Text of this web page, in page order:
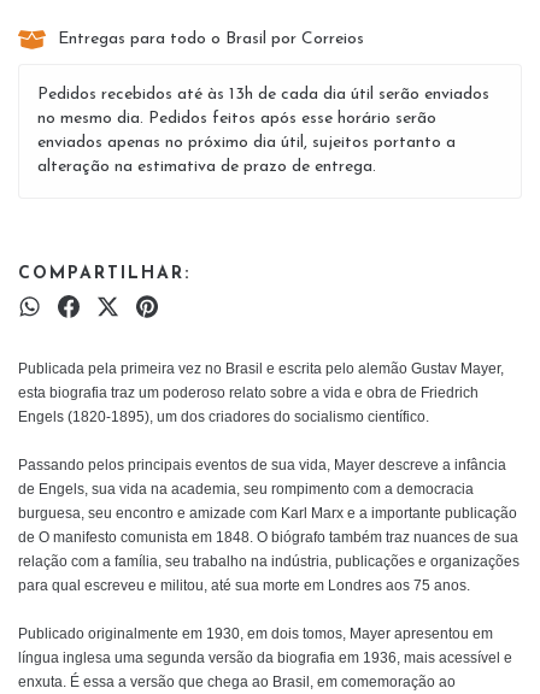
Entregas para todo o Brasil por Correios
Pedidos recebidos até às 13h de cada dia útil serão enviados
no mesmo dia. Pedidos feitos após esse horário serão
enviados apenas no próximo dia útil, sujeitos portanto a
alteração na estimativa de prazo de entrega.
COMPARTILHAR:
Publicada pela primeira vez no Brasil e escrita pelo alemão Gustav Mayer,
esta biografia traz um poderoso relato sobre a vida e obra de Friedrich
Engels (1820-1895), um dos criadores do socialismo científico.
Passando pelos principais eventos de sua vida, Mayer descreve a infância
de Engels, sua vida na academia, seu rompimento com a democracia
burguesa, seu encontro e amizade com Karl Marx e a importante publicação
de O manifesto comunista em 1848. O biógrafo também traz nuances de sua
relação com a família, seu trabalho na indústria, publicações e organizações
para qual escreveu e militou, até sua morte em Londres aos 75 anos.
Publicado originalmente em 1930, em dois tomos, Mayer apresentou em
língua inglesa uma segunda versão da biografia em 1936, mais acessível e
enxuta. É essa a versão que chega ao Brasil, em comemoração ao